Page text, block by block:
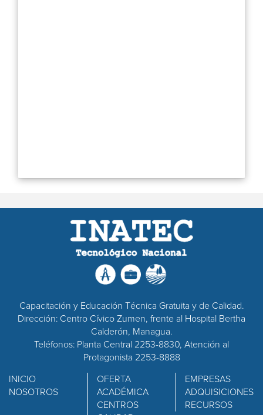
Capacitación y Educación Técnica Gratuita y de Calidad.
Dirección: Centro Cívico Zumen, frente al Hospital Bertha
Calderón, Managua.
Teléfonos: Planta Central 2253-8830, Atención al
Protagonista 2253-8888
INICIO
NOSOTROS
OFERTA
ACADÉMICA
CENTROS
EMPRESAS
ADQUISICIONES
RECURSOS